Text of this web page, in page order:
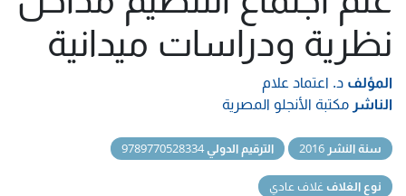
نظرية ودراسات ميدانية
المؤلف د. اعتماد علام
الناشر مكتبة الأنجلو المصرية
سنة النشر الترقيم الدولي
نوع الغلاف غلاف عادي